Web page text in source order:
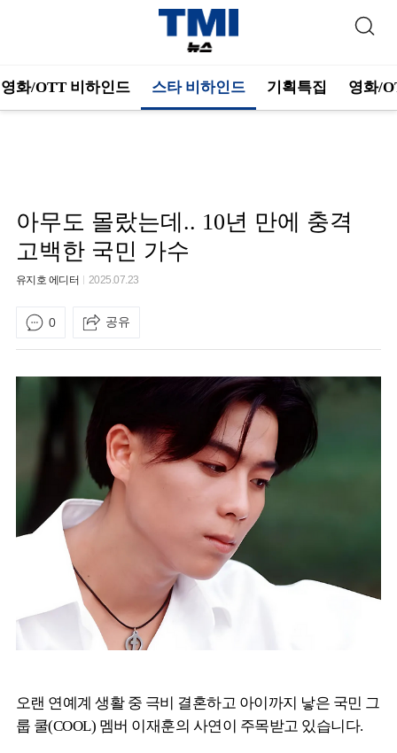
영화/OTT 비하인드 스타 비하인드 기획특집 영화/
아무도 몰랐는데.. 10년 만에 충격
고백한 국민 가수
유지호 에디터 2025.07.23
0 공유
오랜 연예계 생활 중 극비 결혼하고 아이까지 낳은 국민 그
룹 쿨(COOL) 멤버 이재훈의 사연이 주목받고 있습니다.